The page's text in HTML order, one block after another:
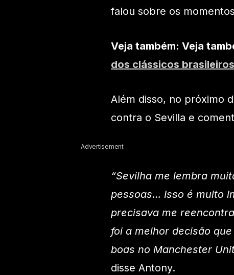
falou sobre os
Veja também: Veja
dos clássicos
Além disso, no próximo
contra o Sevilla e
Advertisement
“Sevilha me lembra
pessoas… Isso é muito
precisava me
foi a melhor decisão
boas no Manchester
disse Antony.